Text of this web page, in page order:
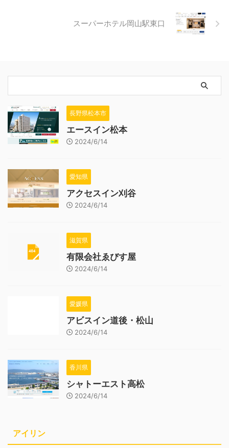
スーパーホテル岡山駅東口
長野県松本市
エースイン松本
2024/6/14
愛知県
アクセスイン刈谷
2024/6/14
滋賀県
有限会社ゑびす屋
2024/6/14
愛媛県
アビスイン道後・松山
2024/6/14
香川県
シャトーエスト高松
2024/6/14
アイリン